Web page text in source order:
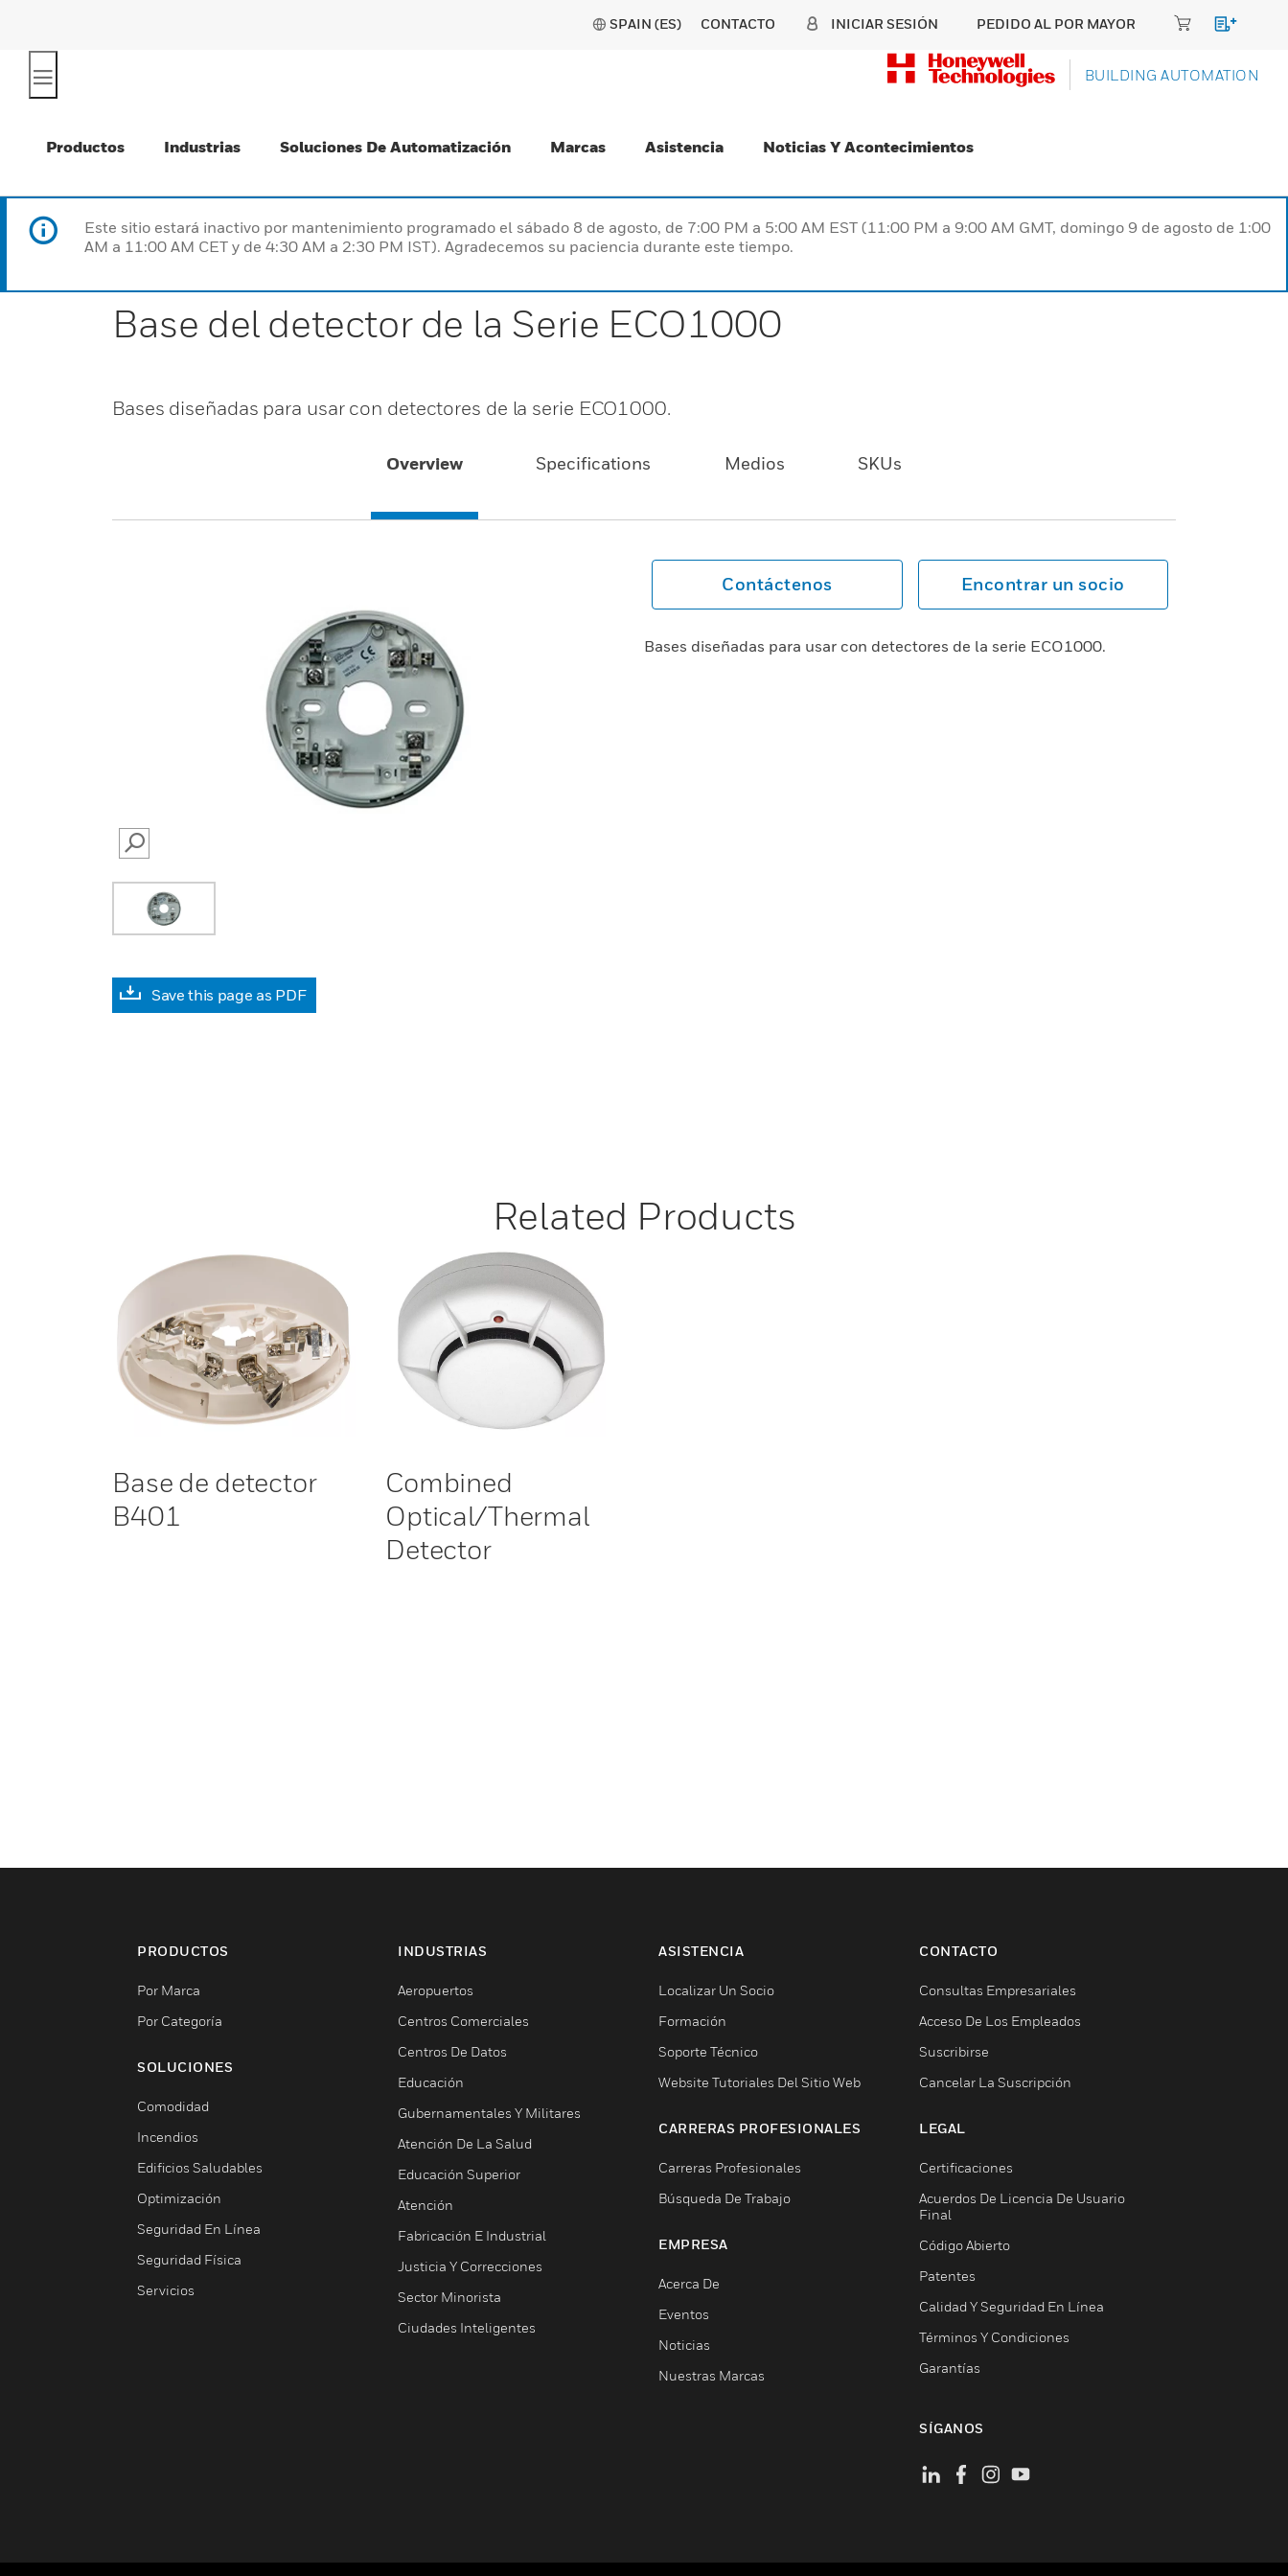
SPAIN (ES) CONTACTO INICIAR SESIÓN PEDIDO AL POR MAYOR
BUILDING AUTOMATION
Productos Industrias Soluciones De Automatización Marcas Asistencia Noticias Y Acontecimientos
Este sitio estará inactivo por mantenimiento programado el sábado 8 de agosto, de 7:00 PM a 5:00 AM EST (11:00 PM a 9:00 AM GMT, domingo 9 de agosto de 1:00
AM a 11:00 AM CET y de 4:30 AM a 2:30 PM IST). Agradecemos su paciencia durante este tiempo.
Base del detector de la Serie ECO1000
Bases diseñadas para usar con detectores de la serie ECO1000.
Overview Specifications Medios SKUs
SEARCH
Save this page as PDF
Contáctenos Encontrar un socio
Bases diseñadas para usar con detectores de la serie ECO1000.
Related Products
Base de detector
B401
Combined
Optical/Thermal
Detector
PRODUCTOS
Por Marca
Por Categoría
SOLUCIONES
Comodidad
Incendios
Edificios Saludables
Optimización
Seguridad En Línea
Seguridad Física
Servicios
INDUSTRIAS
Aeropuertos
Centros Comerciales
Centros De Datos
Educación
Gubernamentales Y Militares
Atención De La Salud
Educación Superior
Atención
Fabricación E Industrial
Justicia Y Correcciones
Sector Minorista
Ciudades Inteligentes
ASISTENCIA
Localizar Un Socio
Formación
Soporte Técnico
Website Tutoriales Del Sitio Web
CARRERAS PROFESIONALES
Carreras Profesionales
Búsqueda De Trabajo
EMPRESA
Acerca De
Eventos
Noticias
Nuestras Marcas
CONTACTO
Consultas Empresariales
Acceso De Los Empleados
Suscribirse
Cancelar La Suscripción
LEGAL
Certificaciones
Acuerdos De Licencia De Usuario
Final
Código Abierto
Patentes
Calidad Y Seguridad En Línea
Términos Y Condiciones
Garantías
SÍGANOS